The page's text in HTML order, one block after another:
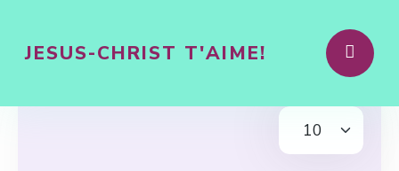
JESUS-CHRIST T'AIME!
Afficher #